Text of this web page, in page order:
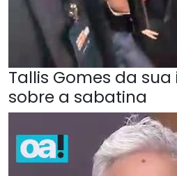
Tallis Gomes da
sobre a sabatina